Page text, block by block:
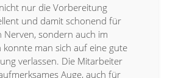
nur die Vorbereitung
und damit schonend für
Nerven, sondern auch im
konnte man sich auf eine gute
verlassen. Die Mitarbeiter
Auge, auch für